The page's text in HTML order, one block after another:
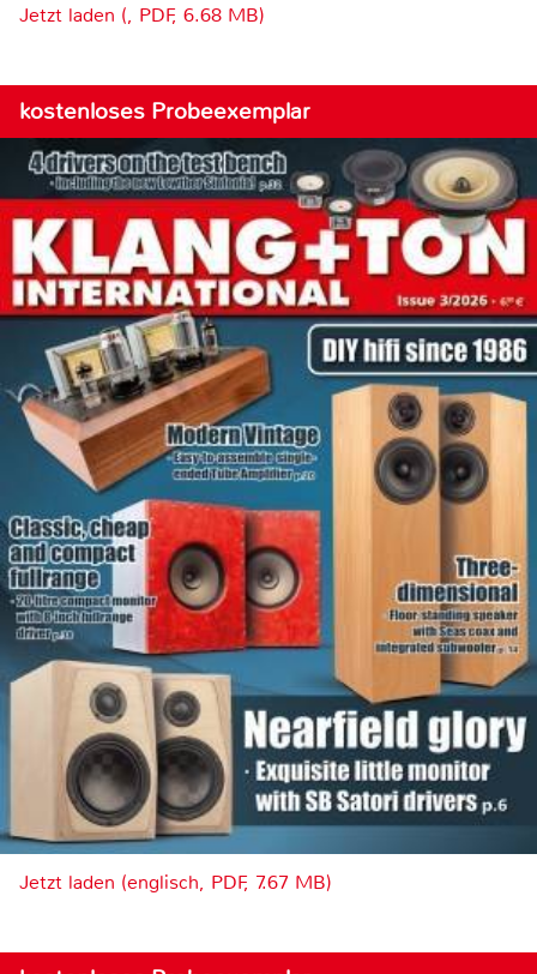
Jetzt laden (, PDF, 6.68 MB)
kostenloses Probeexemplar
Jetzt laden (englisch, PDF, 7.67 MB)